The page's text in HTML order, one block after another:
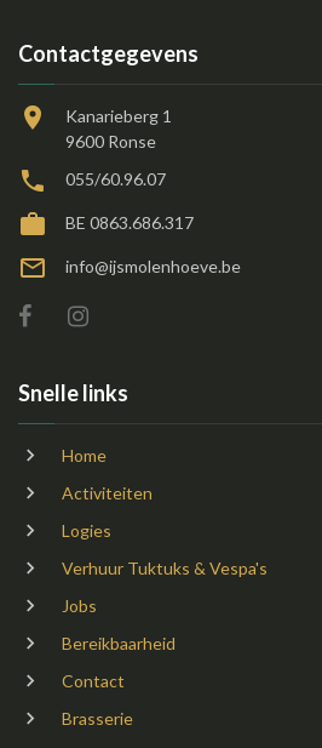
Contactgegevens
Kanarieberg 1
9600 Ronse
055/60.96.07
BE 0863.686.317
info@ijsmolenhoeve.be
Snelle links
Home
Activiteiten
Logies
Verhuur Tuktuks & Vespa's
Jobs
Bereikbaarheid
Contact
Brasserie